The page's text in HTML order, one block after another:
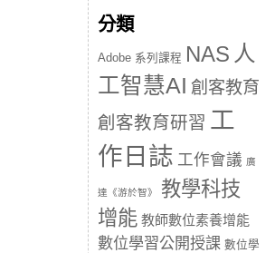
分類
Adobe 系列課程 NAS 人
工智慧AI 創客教育
創客教育研習 工
作日誌 工作會議 廣
達《游於智》
教學科技
增能 教師數位素養增能
數位學習公開授課 數位學